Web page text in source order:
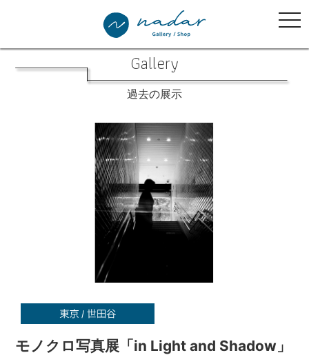
Gallery
過去の展示
モノクロ写真展「in Light and Shadow」